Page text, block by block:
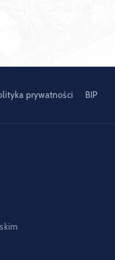
prywatności BIP